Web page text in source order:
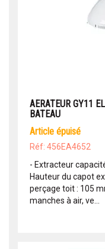
AERATEUR GY11
BATEAU
article épuisé
Réf: 456EA4652
- Extracteur
Hauteur du capot
perçage toit : 105
manches à air, ve...